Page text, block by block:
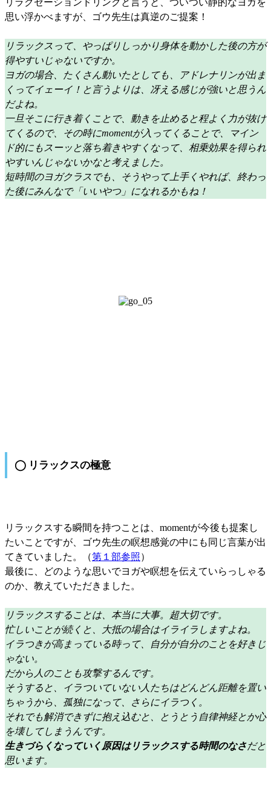
思い浮かべますが、ゴウ先生は真逆のご提案！
リラックスって、やっぱりしっかり身体を動かした後の方が
得やすいじゃないですか。
ヨガの場合、たくさん動いたとしても、アドレナリンが出ま
くってイェーイ！と言うよりは、冴える感じが強いと思うん
だよね。
一旦そこに行き着くことで、動きを止めると程よく力が抜け
てくるので、その時にmomentが入ってくることで、マイン
ド的にもスーッと落ち着きやすくなって、相乗効果を得られ
やすいんじゃないかなと考えました。
短時間のヨガクラスでも、そうやって上手くやれば、終わっ
た後にみんなで「いいやつ」になれるかもね！
◯ リラックスの極意
リラックスする瞬間を持つことは、momentが今後も提案し
たいことですが、ゴウ先生の瞑想感覚の中にも同じ言葉が出
てきていました。（第１部参照）
最後に、どのような思いでヨガや瞑想を伝えていらっしゃる
のか、教えていただきました。
リラックスすることは、本当に大事。超大切です。
忙しいことが続くと、大抵の場合はイライラしますよね。
イラつきが高まっている時って、自分が自分のことを好きじ
ゃない。
だから人のことも攻撃するんです。
そうすると、イラついていない人たちはどんどん距離を置い
ちゃうから、孤独になって、さらにイラつく。
それでも解消できずに抱え込むと、とうとう自律神経とか心
を壊してしまうんです。
生きづらくなっていく原因はリラックスする時間のなさだと
思います。